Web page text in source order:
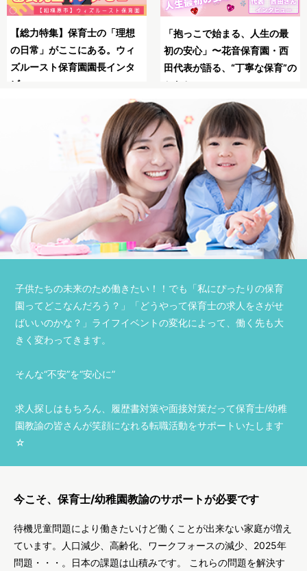
た保育士求人JOBS
る保育士求人JOBSで安全に転
職！
子供たちの未来のため働きたい！！でも「私にぴったりの保育
園ってどこなんだろう？」「どうやって保育士の求人をさがせ
ばいいのかな？」ライフイベントの変化によって、働く先も大
きく変わってきます。
そんな“不安”を“安心に”
求人探しはもちろん、履歴書対策や面接対策だって保育士/幼稚
園教諭の皆さんが笑顔になれる転職活動をサポートいたします
☆
今こそ、保育士/幼稚園教諭のサポートが必要です
待機児童問題により働きたいけど働くことが出来ない家庭が増え
ています。人口減少、高齢化、ワークフォースの減少、2025年
問題・・・。日本の課題は山積みです。 これらの問題を解決す